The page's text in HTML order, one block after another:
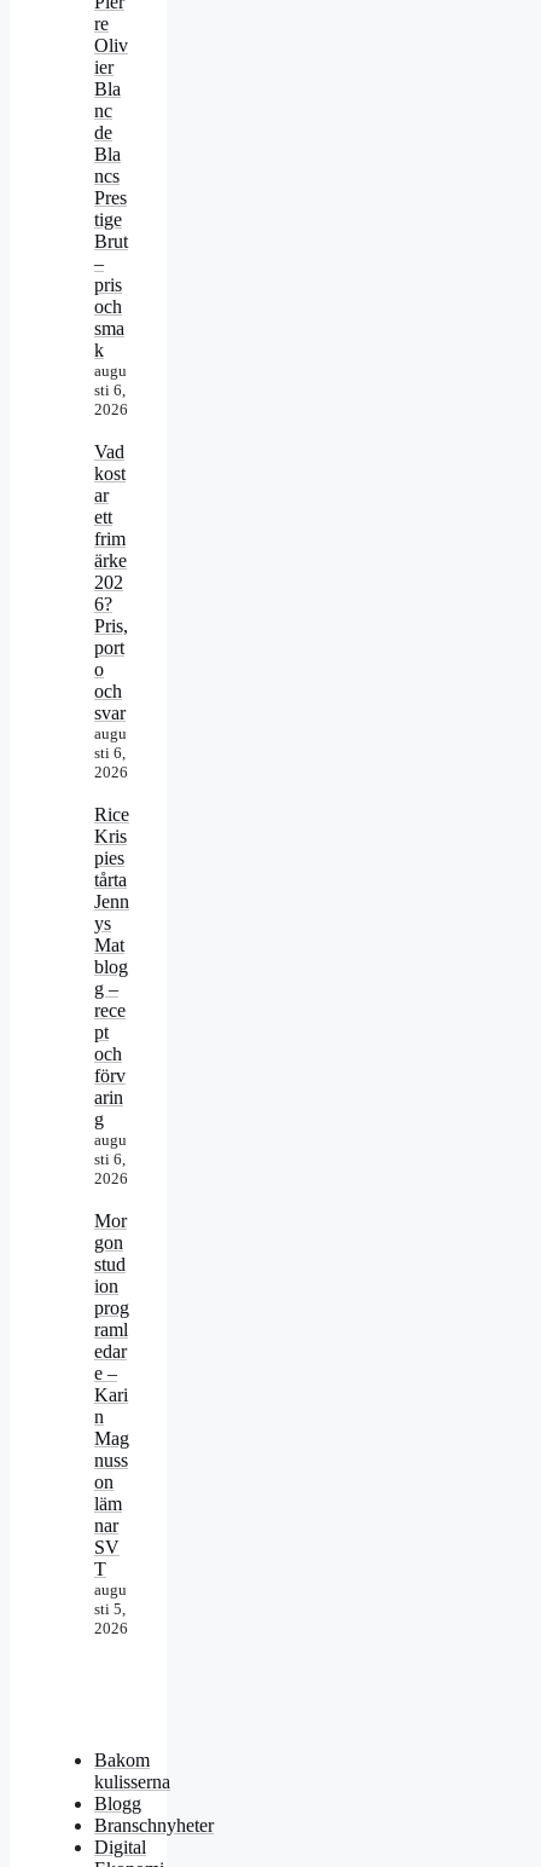
re
Oliv
ier
Bla
nc
de
Bla
ncs
Pres
tige
Brut
–
pris
och
sma
k
augu
sti 6,
2026
Vad
kost
ar
ett
frim
ärke
202
6?
Pris,
port
o
och
svar
augu
sti 6,
2026
Rice
Kris
pies
tårta
Jenn
ys
Mat
blog
g –
rece
pt
och
förv
arin
g
augu
sti 6,
2026
Mor
gon
stud
ion
prog
raml
edar
e –
Kari
n
Mag
nuss
on
läm
nar
SV
T
augu
sti 5,
2026
Bakom
kulisserna
Blogg
Branschnyheter
Digital